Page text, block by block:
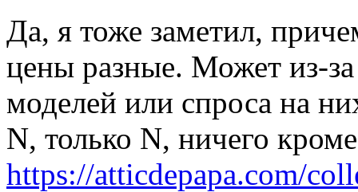
Да, я тоже заметил,
цены разные. Может из-
моделей или спроса на
N, только N, ничего
https://atticdepapa.com/